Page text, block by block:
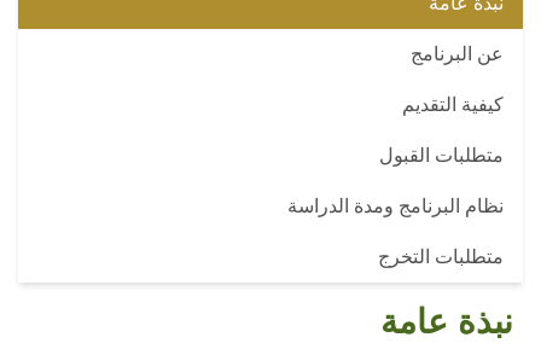
عن البرنامج
كيفية التقديم
متطلبات القبول
نظام البرنامج ومدة الدراسة
متطلبات التخرج
نبذة عامة